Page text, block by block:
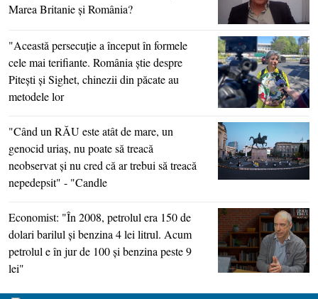
Marea Britanie şi România?
"Această persecuţie a început în formele
cele mai terifiante. România ştie despre
Piteşti şi Sighet, chinezii din păcate au
metodele lor
"Când un RĂU este atât de mare, un
genocid uriaş, nu poate să treacă
neobservat şi nu cred că ar trebui să treacă
nepedepsit" - "Candle
Economist: "În 2008, petrolul era 150 de
dolari barilul şi benzina 4 lei litrul. Acum
petrolul e în jur de 100 şi benzina peste 9
lei"